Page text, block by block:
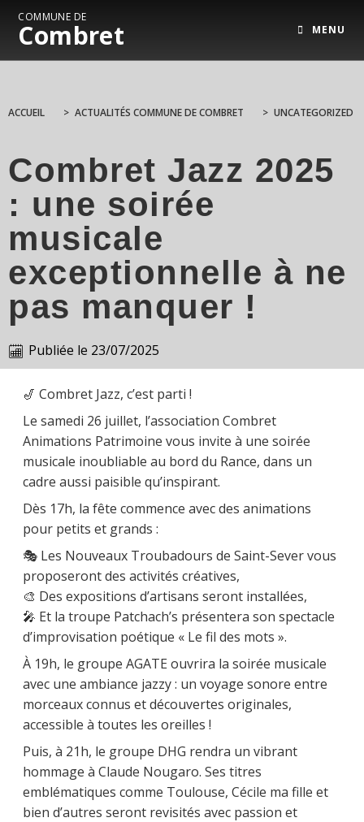
COMMUNE DE
Combret MENU
ACCUEIL > ACTUALITÉS COMMUNE DE COMBRET > UNCATEGORIZED
Combret Jazz 2025
: une soirée
musicale
exceptionnelle à ne
pas manquer !
Publiée le 23/07/2025
🎷 Combret Jazz, c’est parti !
Le samedi 26 juillet, l’association Combret
Animations Patrimoine vous invite à une soirée
musicale inoubliable au bord du Rance, dans un
cadre aussi paisible qu’inspirant.
Dès 17h, la fête commence avec des animations
pour petits et grands :
🎭 Les Nouveaux Troubadours de Saint-Sever vous
proposeront des activités créatives,
🎨 Des expositions d’artisans seront installées,
🎤 Et la troupe Patchach’s présentera son spectacle
d’improvisation poétique « Le fil des mots ».
À 19h, le groupe AGATE ouvrira la soirée musicale
avec une ambiance jazzy : un voyage sonore entre
morceaux connus et découvertes originales,
accessible à toutes les oreilles !
Puis, à 21h, le groupe DHG rendra un vibrant
hommage à Claude Nougaro. Ses titres
emblématiques comme Toulouse, Cécile ma fille et
bien d’autres seront revisités avec passion et